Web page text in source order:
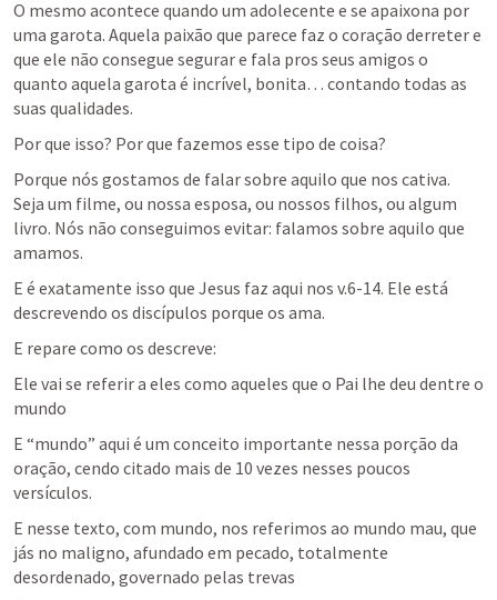
O mesmo acontece quando um adolecente e se apaixona por
uma garota. Aquela paixão que parece faz o coração derreter e
que ele não consegue segurar e fala pros seus amigos o
quanto aquela garota é incrível, bonita… contando todas as
suas qualidades.
Por que isso? Por que fazemos esse tipo de coisa?
Porque nós gostamos de falar sobre aquilo que nos cativa.
Seja um filme, ou nossa esposa, ou nossos filhos, ou algum
livro. Nós não conseguimos evitar: falamos sobre aquilo que
amamos.
E é exatamente isso que Jesus faz aqui nos v.6-14. Ele está
descrevendo os discípulos porque os ama.
E repare como os descreve:
Ele vai se referir a eles como aqueles que o Pai lhe deu dentre o
mundo
E “mundo” aqui é um conceito importante nessa porção da
oração, cendo citado mais de 10 vezes nesses poucos
versículos.
E nesse texto, com mundo, nos referimos ao mundo mau, que
jás no maligno, afundado em pecado, totalmente
desordenado, governado pelas trevas